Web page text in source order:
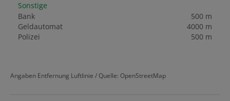
Sonstige
Bank
500 m
Geldautomat
4000 m
Polizei
500 m
Angaben Entfernung Luftlinie / Quelle: OpenStreetMap